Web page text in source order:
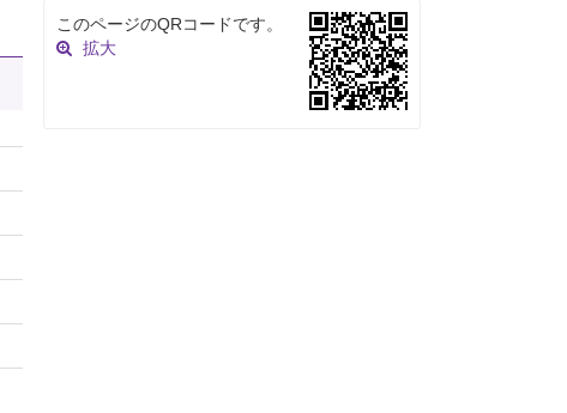
このページのQRコードです。
拡大